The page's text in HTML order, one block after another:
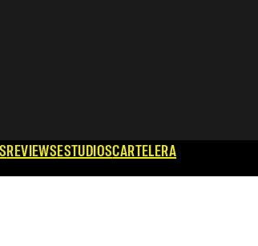
REVIEWSESTUDIOSCARTELERA